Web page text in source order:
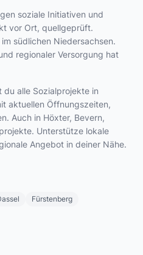
soziale Initiativen und
vor Ort, quellgeprüft.
südlichen Niedersachsen.
regionaler Versorgung hat
alle Sozialprojekte in
aktuellen Öffnungszeiten,
Auch in Höxter, Bevern,
Unterstütze lokale
Angebot in deiner Nähe.
Fürstenberg